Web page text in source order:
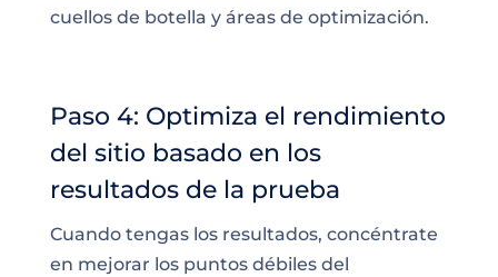
cuellos de botella y áreas de optimización.
Paso 4: Optimiza el rendimiento
del sitio basado en los
resultados de la prueba
Cuando tengas los resultados, concéntrate
en mejorar los puntos débiles del